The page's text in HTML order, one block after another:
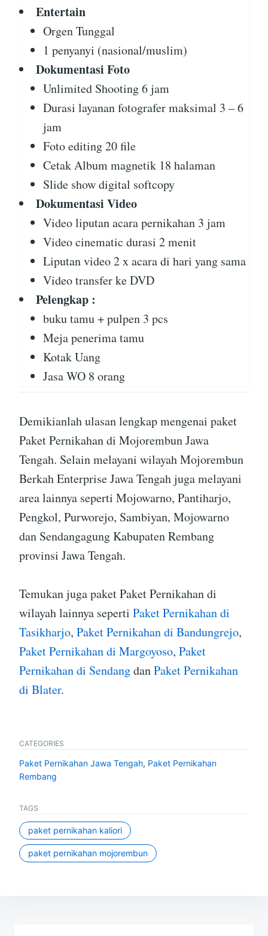
Entertain
Orgen Tunggal
1 penyanyi (nasional/muslim)
Dokumentasi Foto
Unlimited Shooting 6 jam
Durasi layanan fotografer maksimal 3 – 6
jam
Foto editing 20 file
Cetak Album magnetik 18 halaman
Slide show digital softcopy
Dokumentasi Video
Video liputan acara pernikahan 3 jam
Video cinematic durasi 2 menit
Liputan video 2 x acara di hari yang sama
Video transfer ke DVD
Pelengkap :
buku tamu + pulpen 3 pcs
Meja penerima tamu
Kotak Uang
Jasa WO 8 orang
Demikianlah ulasan lengkap mengenai paket
Paket Pernikahan di Mojorembun Jawa
Tengah. Selain melayani wilayah Mojorembun
Berkah Enterprise Jawa Tengah juga melayani
area lainnya seperti Mojowarno, Pantiharjo,
Pengkol, Purworejo, Sambiyan, Mojowarno
dan Sendangagung Kabupaten Rembang
provinsi Jawa Tengah.
Temukan juga paket Paket Pernikahan di
wilayah lainnya seperti Paket Pernikahan di
Tasikharjo, Paket Pernikahan di Bandungrejo,
Paket Pernikahan di Margoyoso, Paket
Pernikahan di SendangdanPaket Pernikahan
di Blater.
CATEGORIES
Paket Pernikahan Jawa Tengah, Paket Pernikahan
Rembang
TAGS
paket pernikahan kaliori
paket pernikahan mojorembun